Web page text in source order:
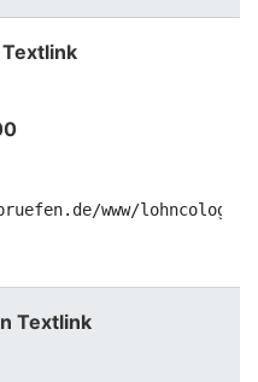
www/
Textlink